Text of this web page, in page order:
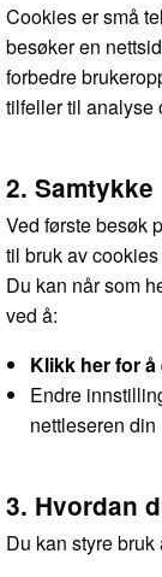
Cookies er små
besøker en
forbedre
tilfeller til analyse
2. Samtykke
Ved første besøk
til bruk av
Du kan når som
ved å:
Klikk her for
Endre
nettleseren din
3. Hvordan
Du kan styre